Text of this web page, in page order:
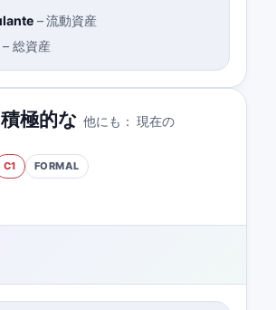
–流動資産
– 総資産
積極的な 他にも： 現在の
C1 FORMAL